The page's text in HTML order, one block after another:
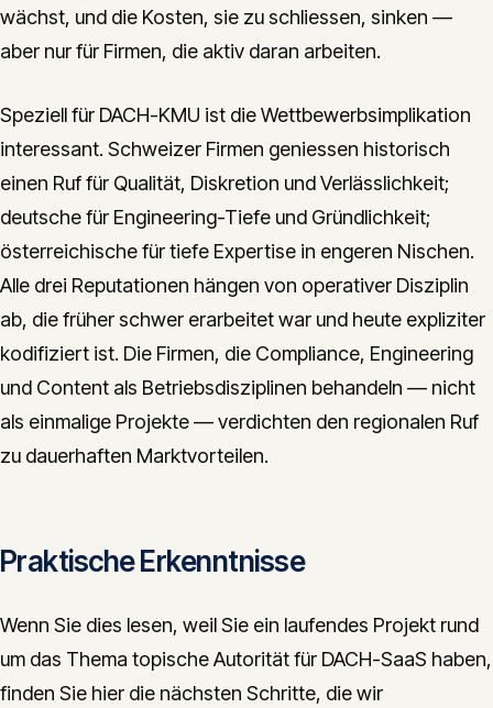
wächst, und die Kosten, sie zu schliessen, sinken —
aber nur für Firmen, die aktiv daran arbeiten.
Speziell für DACH-KMU ist die Wettbewerbsimplikation
interessant. Schweizer Firmen geniessen historisch
einen Ruf für Qualität, Diskretion und Verlässlichkeit;
deutsche für Engineering-Tiefe und Gründlichkeit;
österreichische für tiefe Expertise in engeren Nischen.
Alle drei Reputationen hängen von operativer Disziplin
ab, die früher schwer erarbeitet war und heute expliziter
kodifiziert ist. Die Firmen, die Compliance, Engineering
und Content als Betriebsdisziplinen behandeln — nicht
als einmalige Projekte — verdichten den regionalen Ruf
zu dauerhaften Marktvorteilen.
Praktische Erkenntnisse
Wenn Sie dies lesen, weil Sie ein laufendes Projekt rund
um das Thema topische Autorität für DACH-SaaS haben,
finden Sie hier die nächsten Schritte, die wir